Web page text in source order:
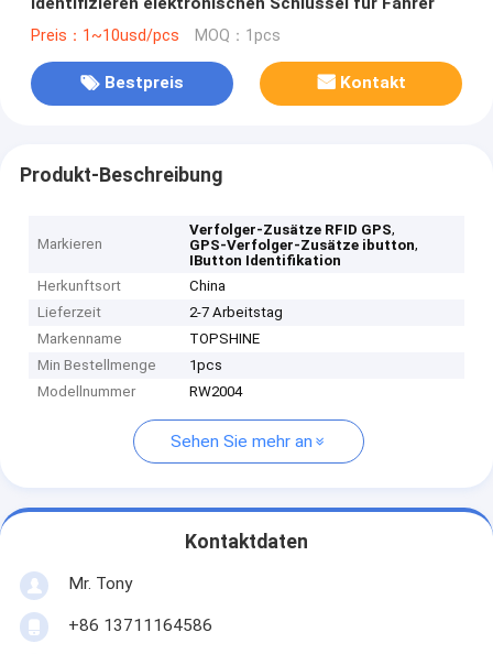
Preis：1~10usd/pcs MOQ：1pcs
Bestpreis Kontakt
Produkt-Beschreibung
Markieren
Verfolger-Zusätze RFID GPS,
GPS-Verfolger-Zusätze ibutton,
IButton Identifikation
Herkunftsort
China
Lieferzeit
2-7 Arbeitstag
Markenname
TOPSHINE
Min Bestellmenge
1pcs
Modellnummer
RW2004
Sehen Sie mehr an
Kontaktdaten
Mr. Tony
+86 13711164586